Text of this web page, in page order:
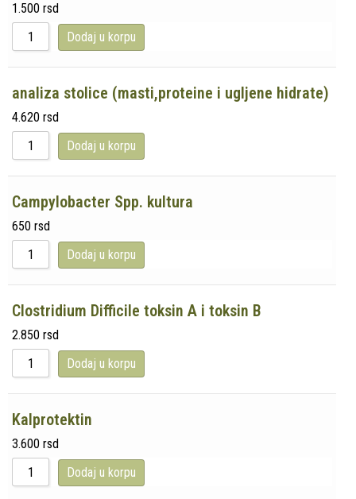
1.500 rsd
Dodaj u korpu
analiza stolice (masti,proteine i ugljene hidrate)
4.620 rsd
Dodaj u korpu
Campylobacter Spp. kultura
650 rsd
Dodaj u korpu
Clostridium Difficile toksin A i toksin B
2.850 rsd
Dodaj u korpu
Kalprotektin
3.600 rsd
Dodaj u korpu